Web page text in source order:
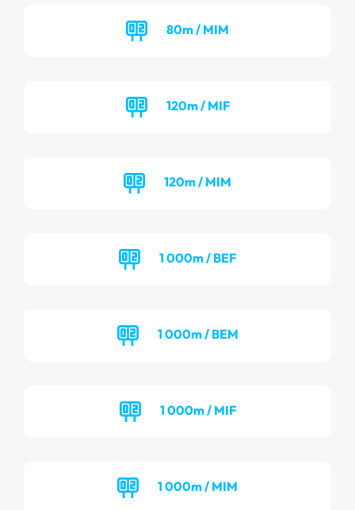
80m / MIM
120m / MIF
120m / MIM
1 000m / BEF
1 000m / BEM
1 000m / MIF
1 000m / MIM